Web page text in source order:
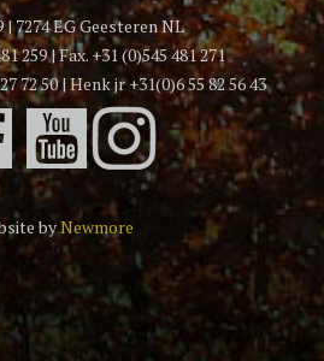
| 7274 EG Geesteren NL
259 | Fax. +31 (0)545 481 271
72 50 | Henk jr +31(0)6 55 82 56 43
byNewmore